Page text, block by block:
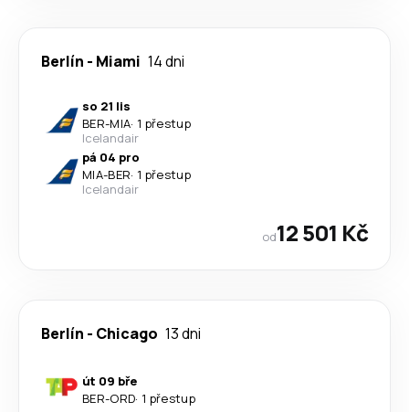
Berlín - Miami 14 dni
so 21 lis
BER-MIA· 1 přestup
Icelandair
pá 04 pro
MIA-BER· 1 přestup
Icelandair
od12 501 Kč
Berlín - Chicago 13 dni
út 09 bře
BER-ORD· 1 přestup